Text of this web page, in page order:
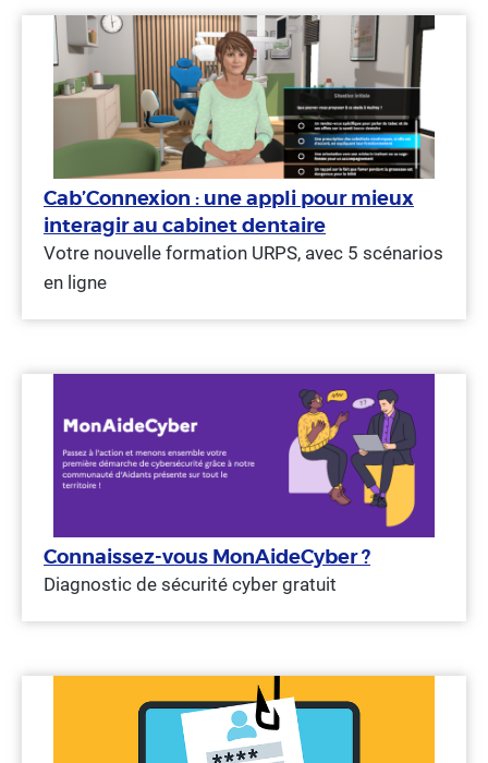
Cab’Connexion : une appli pour mieux
interagir au cabinet dentaire
Votre nouvelle formation URPS, avec 5 scénarios
en ligne
Connaissez-vous MonAideCyber ?
Diagnostic de sécurité cyber gratuit